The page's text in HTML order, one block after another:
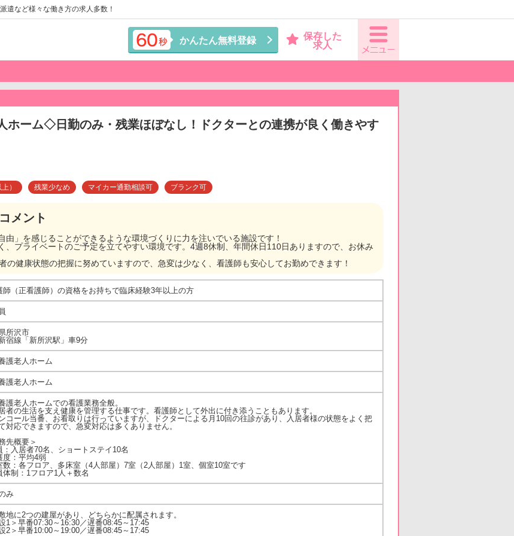
遣など様々な働き方の求人多数！
かんたん無料登録
保存した
求人
ホーム◇日勤のみ・残業ほぼなし！ドクターとの連携が良く働きやす
） 残業少なめ マイカー通勤相談可 ブランク可
メント
」を感じることができるような環境づくりに力を注いでいる施設です！
プライベートのご予定を立てやすい環境です。4週8休制、年間休日110日ありますので、お休み
健康状態の把握に努めていますので、急変は少なく、看護師も安心してお勤めできます！
師（正看護師）の資格をお持ちで臨床経験3年以上の方
所沢市
宿線「新所沢駅」車9分
護老人ホーム
護老人ホーム
護老人ホームでの看護業務全般。
者の生活を支え健康を管理する仕事です。看護師として外出に付き添うこともあります。
コール当番、お看取りは行っていますが、ドクターによる月10回の往診があり、入居者様の状態をよく把
対応できますので、急変対応は多くありません。
先概要＞
：入居者70名、ショートステイ10名
度：平均4弱
数：各フロア、多床室（4人部屋）7室（2人部屋）1室、個室10室です
体制：1フロア1人＋数名
み
地に2つの建屋があり、どちらかに配属されます。
1＞早番07:30～16:30／遅番08:45～17:45
2＞早番10:00～19:00／遅番08:45～17:45